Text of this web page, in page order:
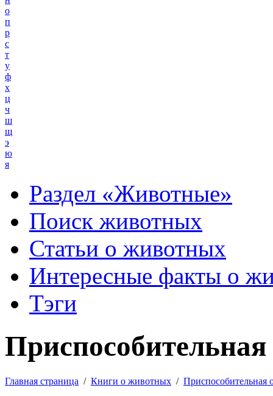
о
п
р
с
т
у
ф
х
ц
ч
ш
щ
э
ю
я
Раздел «Животные»
Поиск животных
Статьи о животных
Интересные факты о
Тэги
Главная страница / Книги о животных / Приспособительная